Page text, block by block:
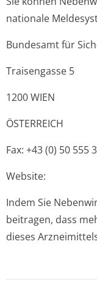
nationale
Bundesamt für
Traisengasse 5
1200 WIEN
ÖSTERREICH
Fax: +43 (0) 50 555
Website:
Indem Sie
beitragen, dass
dieses